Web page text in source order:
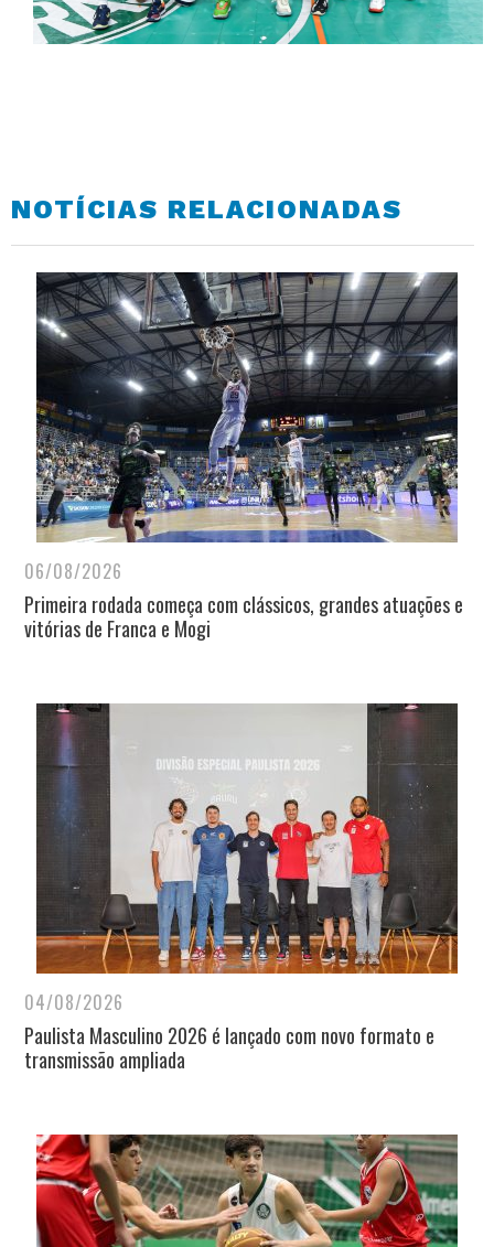
NOTÍCIAS RELACIONADAS
06/08/2026
Primeira rodada começa com clássicos, grandes atuações e
vitórias de Franca e Mogi
04/08/2026
Paulista Masculino 2026 é lançado com novo formato e
transmissão ampliada